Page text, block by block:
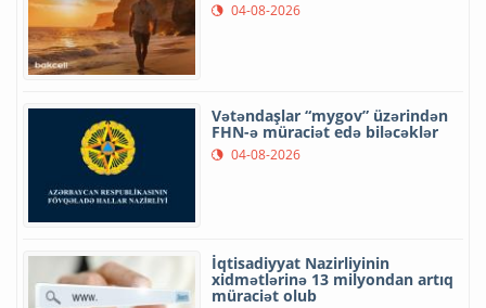
04-08-2026
Vətəndaşlar “mygov” üzərindən
FHN-ə müraciət edə biləcəklər
04-08-2026
İqtisadiyyat Nazirliyinin
xidmətlərinə 13 milyondan artıq
müraciət olub